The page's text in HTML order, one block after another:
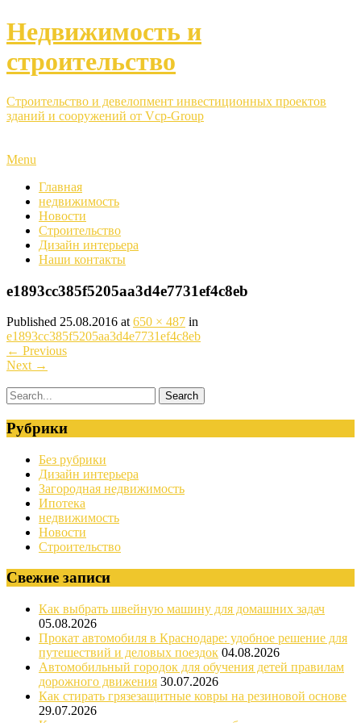
Недвижимость и
строительство
Строительство и девелопмент инвестиционных проектов
зданий и сооружений от Vcp-Group
Menu
Главная
недвижимость
Новости
Строительство
Дизайн интерьера
Наши контакты
e1893cc385f5205aa3d4e7731ef4c8eb
Published 25.08.2016 at 650 × 487 in
e1893cc385f5205aa3d4e7731ef4c8eb
← Previous
Next →
Рубрики
Без рубрики
Дизайн интерьера
Загородная недвижимость
Ипотека
недвижимость
Новости
Строительство
Свежие записи
Как выбрать швейную машину для домашних задач
05.08.2026
Прокат автомобиля в Краснодаре: удобное решение для
путешествий и деловых поездок 04.08.2026
Автомобильный городок для обучения детей правилам
дорожного движения 30.07.2026
Как стирать грязезащитные ковры на резиновой основе
29.07.2026